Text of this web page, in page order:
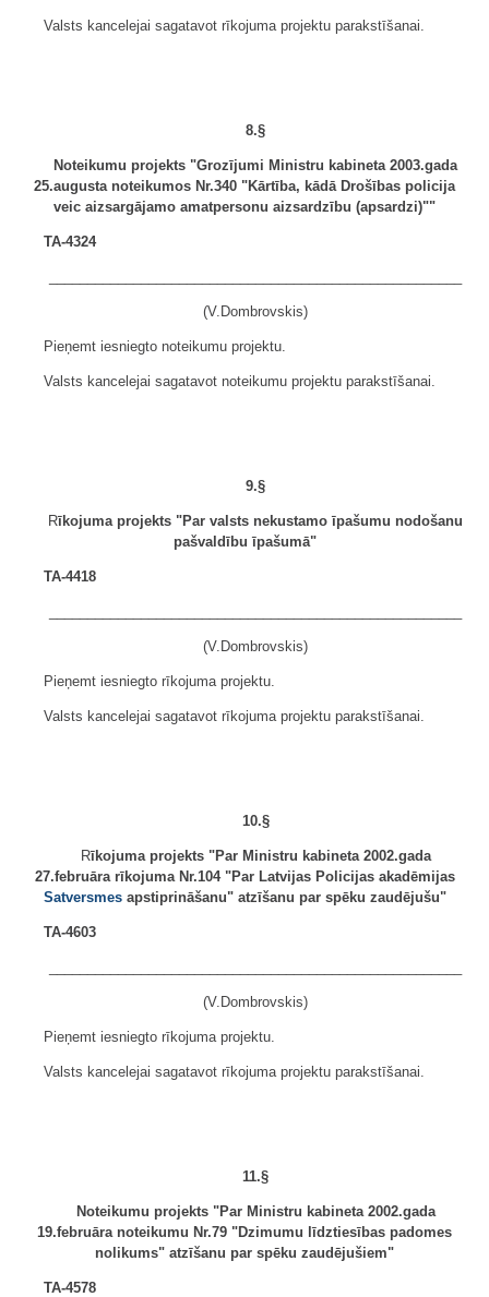
Valsts kancelejai sagatavot rīkojuma projektu parakstīšanai.
8.§
Noteikumu projekts "Grozījumi Ministru kabineta 2003.gada
25.augusta noteikumos Nr.340 "Kārtība, kādā Drošības policija
veic aizsargājamo amatpersonu aizsardzību (apsardzi)""
TA-4324
(V.Dombrovskis)
Pieņemt iesniegto noteikumu projektu.
Valsts kancelejai sagatavot noteikumu projektu parakstīšanai.
9.§
Rīkojuma projekts "Par valsts nekustamo īpašumu nodošanu
pašvaldību īpašumā"
TA-4418
(V.Dombrovskis)
Pieņemt iesniegto rīkojuma projektu.
Valsts kancelejai sagatavot rīkojuma projektu parakstīšanai.
10.§
Rīkojuma projekts "Par Ministru kabineta 2002.gada
27.februāra rīkojuma Nr.104 "Par Latvijas Policijas akadēmijas
Satversmesapstiprināšanu" atzīšanu par spēku zaudējušu"
TA-4603
(V.Dombrovskis)
Pieņemt iesniegto rīkojuma projektu.
Valsts kancelejai sagatavot rīkojuma projektu parakstīšanai.
11.§
Noteikumu projekts "Par Ministru kabineta 2002.gada
19.februāra noteikumu Nr.79 "Dzimumu līdztiesības padomes
nolikums" atzīšanu par spēku zaudējušiem"
TA-4578